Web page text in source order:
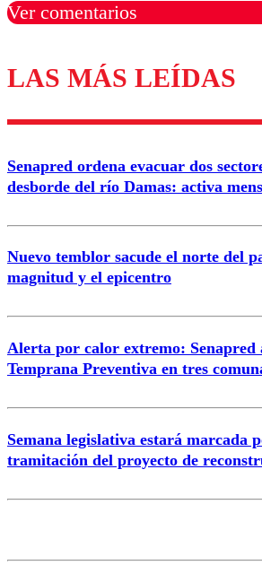
Ver comentarios
Los comentarios son moderados
diálogo respetuoso.
Correo
LAS MÁS LEÍDAS
Senapred ordena evacuar dos
desborde del río Damas: activa
Nuevo temblor sacude el norte del
magnitud y el epicentro
Alerta por calor extremo:
Temprana Preventiva en tres
Semana legislativa estará marcada
tramitación del proyecto de